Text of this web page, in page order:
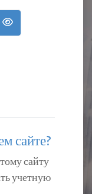
сайте?
сайту
учетную